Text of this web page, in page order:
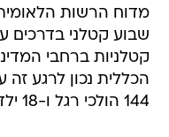
מדוח הרשות
שבוע קטלני בדרכים
קטלניות ברחבי
144 הולכי רגל ו-18 ילדים עד גיל 9.